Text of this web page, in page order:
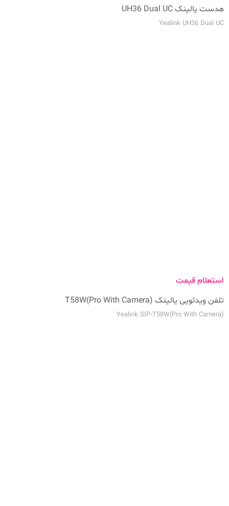
هدست یالینک UH36 Dual UC
Yealink UH36 Dual UC
استعلام قیمت
تلفن ویدئویی یالینک T58W(Pro With Camera)
Yealink SIP-T58W(Pro With Camera)